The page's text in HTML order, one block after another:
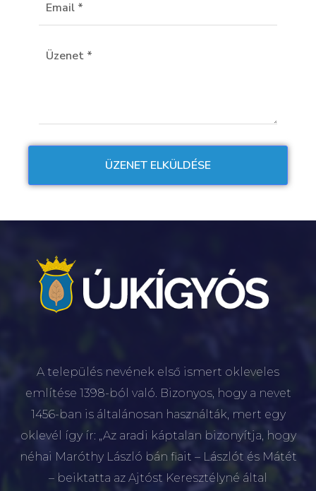
A település nevének első ismert okleveles
említése 1398-ból való. Bizonyos, hogy a nevet
1456-ban is általánosan használták, mert egy
oklevél így ír: „Az aradi káptalan bizonyítja, hogy
néhai Maróthy László bán fiait – Lászlót és Mátét
– beiktatta az Ajtóst Keresztélyné által